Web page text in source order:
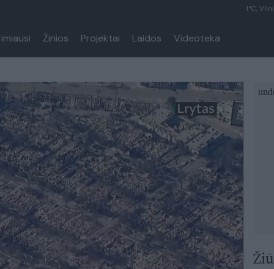
1°C,
Žinios Projektai Laidos Videoteka